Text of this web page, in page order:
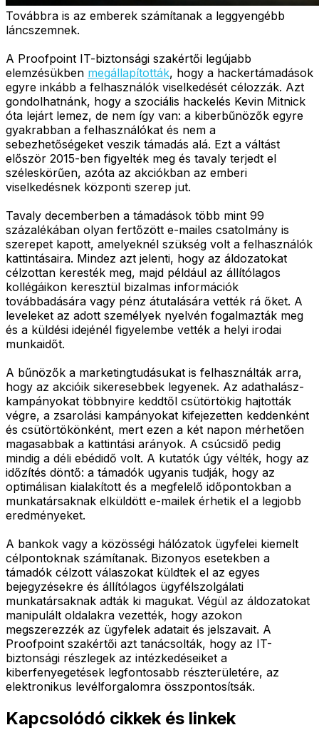
Továbbra is az emberek számítanak a leggyengébb
láncszemnek.
A Proofpoint IT-biztonsági szakértői legújabb
elemzésükben megállapították, hogy a hackertámadások
egyre inkább a felhasználók viselkedését célozzák. Azt
gondolhatnánk, hogy a szociális hackelés Kevin Mitnick
óta lejárt lemez, de nem így van: a kiberbűnözők egyre
gyakrabban a felhasználókat és nem a
sebezhetőségeket veszik támadás alá. Ezt a váltást
először 2015-ben figyelték meg és tavaly terjedt el
széleskörűen, azóta az akciókban az emberi
viselkedésnek központi szerep jut.
Tavaly decemberben a támadások több mint 99
százalékában olyan fertőzött e-mailes csatolmány is
szerepet kapott, amelyeknél szükség volt a felhasználók
kattintásaira. Mindez azt jelenti, hogy az áldozatokat
célzottan keresték meg, majd például az állítólagos
kollégáikon keresztül bizalmas információk
továbbadására vagy pénz átutalására vették rá őket. A
leveleket az adott személyek nyelvén fogalmazták meg
és a küldési idejénél figyelembe vették a helyi irodai
munkaidőt.
A bűnözők a marketingtudásukat is felhasználták arra,
hogy az akcióik sikeresebbek legyenek. Az adathalász-
kampányokat többnyire keddtől csütörtökig hajtották
végre, a zsarolási kampányokat kifejezetten keddenként
és csütörtökönként, mert ezen a két napon mérhetően
magasabbak a kattintási arányok. A csúcsidő pedig
mindig a déli ebédidő volt. A kutatók úgy vélték, hogy az
időzítés döntő: a támadók ugyanis tudják, hogy az
optimálisan kialakított és a megfelelő időpontokban a
munkatársaknak elküldött e-mailek érhetik el a legjobb
eredményeket.
A bankok vagy a közösségi hálózatok ügyfelei kiemelt
célpontoknak számítanak. Bizonyos esetekben a
támadók célzott válaszokat küldtek el az egyes
bejegyzésekre és állítólagos ügyfélszolgálati
munkatársaknak adták ki magukat. Végül az áldozatokat
manipulált oldalakra vezették, hogy azokon
megszerezzék az ügyfelek adatait és jelszavait. A
Proofpoint szakértői azt tanácsolták, hogy az IT-
biztonsági részlegek az intézkedéseiket a
kiberfenyegetések legfontosabb részterületére, az
elektronikus levélforgalomra összpontosítsák.
Kapcsolódó cikkek és linkek